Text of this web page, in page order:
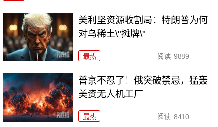
美利坚资源收割局：特朗普为何
对乌稀土\"摊牌\"
最热 阅读 9889
普京不忍了！俄突破禁忌，猛轰
美资无人机工厂
最热 阅读 8410